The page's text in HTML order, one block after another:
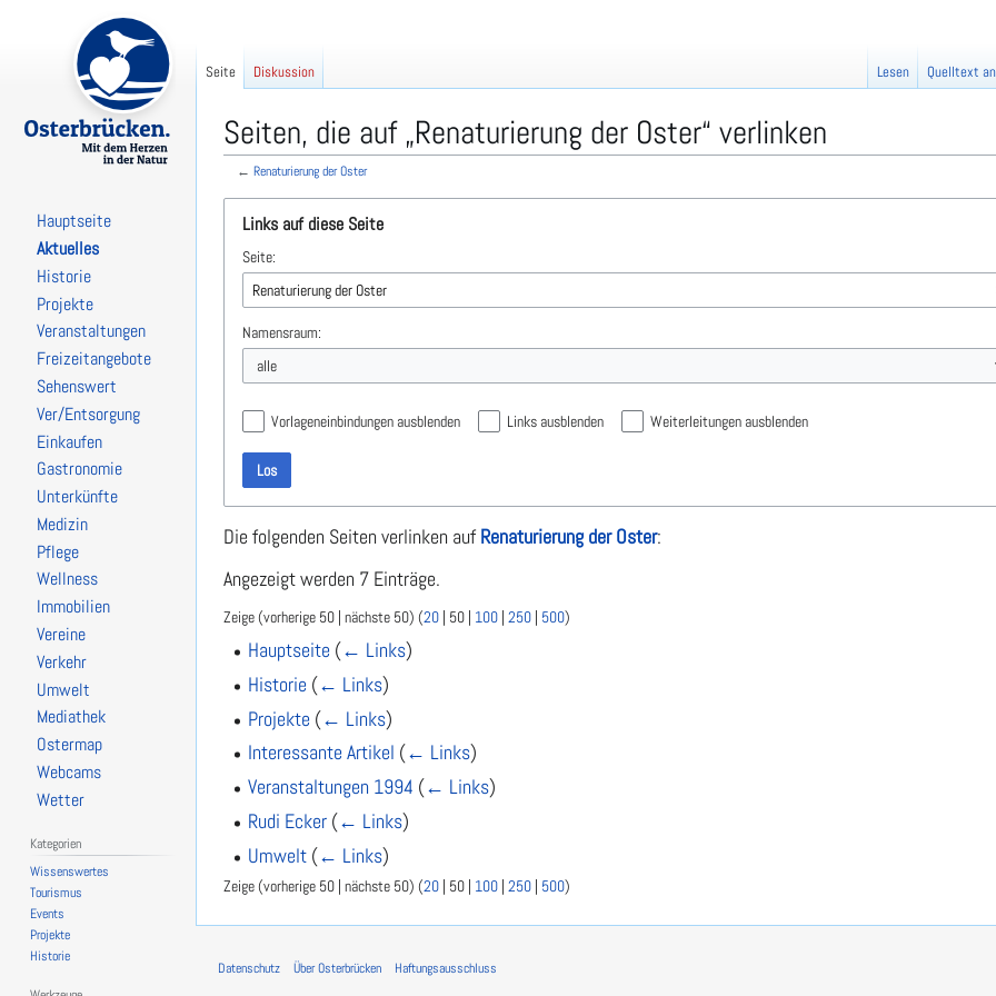
Seiten, die auf „Renaturierung der Oster“ verlinken
← Renaturierung der Oster
Navigation
springen
Suche
springen
Links auf diese Seite
Seite:
Namensraum:
alle
Vorlageneinbindungen ausblenden Links ausblenden Weiterleitungen ausblenden
Los
Die folgenden Seiten verlinken auf Renaturierung der Oster:
Angezeigt werden 7 Einträge.
Zeige (vorherige 50 | nächste 50) (20 | 50 | 100 | 250 | 500)
Hauptseite (← Links)
Historie (← Links)
Projekte (← Links)
Interessante Artikel (← Links)
Veranstaltungen 1994 (← Links)
Rudi Ecker (← Links)
Umwelt (← Links)
Zeige (vorherige 50 | nächste 50) (20 | 50 | 100 | 250 | 500)
Seite Diskussion Lesen Quelltext
Hauptseite
Aktuelles
Historie
Projekte
Veranstaltungen
Freizeitangebote
Sehenswert
Ver/Entsorgung
Einkaufen
Gastronomie
Unterkünfte
Medizin
Pflege
Wellness
Immobilien
Vereine
Verkehr
Umwelt
Mediathek
Ostermap
Webcams
Wetter
Kategorien
Wissenswertes
Tourismus
Events
Projekte
Historie
Datenschutz Über Osterbrücken Haftungsausschluss